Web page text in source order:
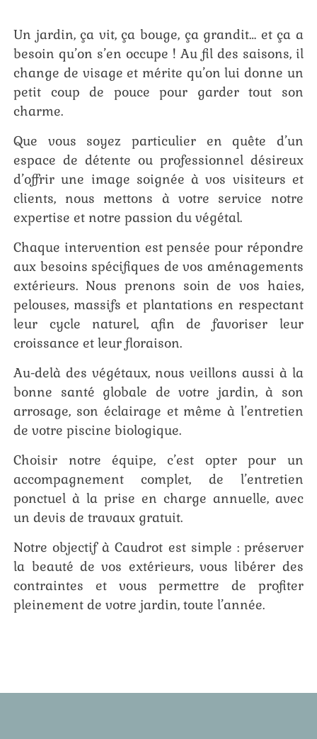
Un jardin, ça vit, ça bouge, ça grandit… et ça a
besoin qu’on s’en occupe ! Au fil des saisons, il
change de visage et mérite qu’on lui donne un
petit coup de pouce pour garder tout son
charme.
Que vous soyez particulier en quête d’un
espace de détente ou professionnel désireux
d’offrir une image soignée à vos visiteurs et
clients, nous mettons à votre service notre
expertise et notre passion du végétal.
Chaque intervention est pensée pour répondre
aux besoins spécifiques de vos aménagements
extérieurs. Nous prenons soin de vos haies,
pelouses, massifs et plantations en respectant
leur cycle naturel, afin de favoriser leur
croissance et leur floraison.
Au-delà des végétaux, nous veillons aussi à la
bonne santé globale de votre jardin, à son
arrosage, son éclairage et même à l’entretien
de votre piscine biologique.
Choisir notre équipe, c’est opter pour un
accompagnement complet, de l’entretien
ponctuel à la prise en charge annuelle, avec
un devis de travaux gratuit.
Notre objectif à Caudrot est simple : préserver
la beauté de vos extérieurs, vous libérer des
contraintes et vous permettre de profiter
pleinement de votre jardin, toute l’année.